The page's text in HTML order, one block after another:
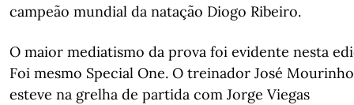
campeão mundial da natação Diogo Ribeiro.
O maior mediatismo da prova foi evidente nesta
Foi mesmo Special One. O treinador José Mourinho
esteve na grelha de partida com Jorge Viegas